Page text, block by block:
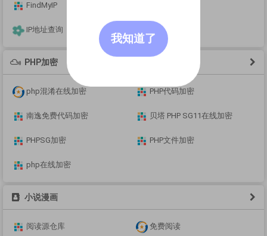
我知道了
FindMyIP
IP地址查询
PHP加密
php混淆在线加密 PHP代码加密
南逸免费代码加密 贝塔 PHP SG11在线加密
PHPSG加密 PHP文件加密
php在线加密
小说漫画
阅读源仓库 免费阅读